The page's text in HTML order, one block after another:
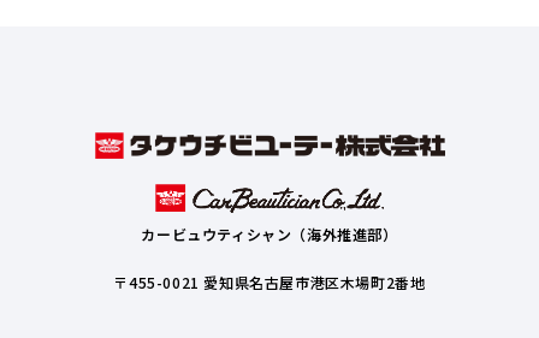
カービュウティシャン（海外推進部）
〒455-0021 愛知県名古屋市港区木場町2番地